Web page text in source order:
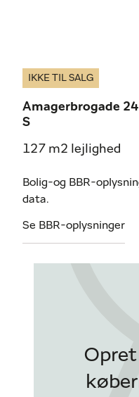
IKKE TIL SALG
Amagerbrogade
S
127 m2 lejlighed
Bolig-og BBR-
data.
Se BBR-oplysninger
Opret